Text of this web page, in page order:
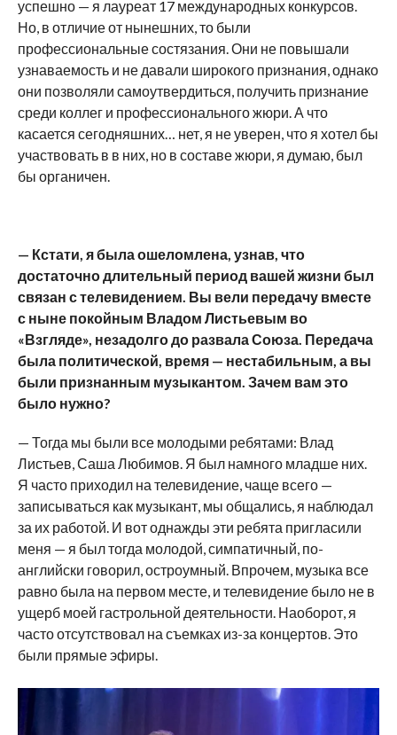
успешно — я лауреат 17 международных конкурсов.
Но, в отличие от нынешних, то были
профессиональные состязания. Они не повышали
узнаваемость и не давали широкого признания, однако
они позволяли самоутвердиться, получить признание
среди коллег и профессионального жюри. А что
касается сегодняшних… нет, я не уверен, что я хотел бы
участвовать в в них, но в составе жюри, я думаю, был
бы органичен.
— Кстати, я была ошеломлена, узнав, что
достаточно длительный период вашей жизни был
связан с телевидением. Вы вели передачу вместе
с ныне покойным Владом Листьевым во
«Взгляде», незадолго до развала Союза. Передача
была политической, время — нестабильным, а вы
были признанным музыкантом. Зачем вам это
было нужно?
— Тогда мы были все молодыми ребятами: Влад
Листьев, Саша Любимов. Я был намного младше них.
Я часто приходил на телевидение, чаще всего —
записываться как музыкант, мы общались, я наблюдал
за их работой. И вот однажды эти ребята пригласили
меня — я был тогда молодой, симпатичный, по-
английски говорил, остроумный. Впрочем, музыка все
равно была на первом месте, и телевидение было не в
ущерб моей гастрольной деятельности. Наоборот, я
часто отсутствовал на съемках из-за концертов. Это
были прямые эфиры.